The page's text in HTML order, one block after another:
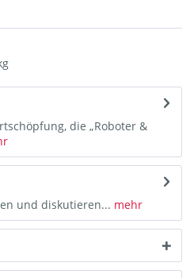
die „Roboter &
und diskutieren... mehr